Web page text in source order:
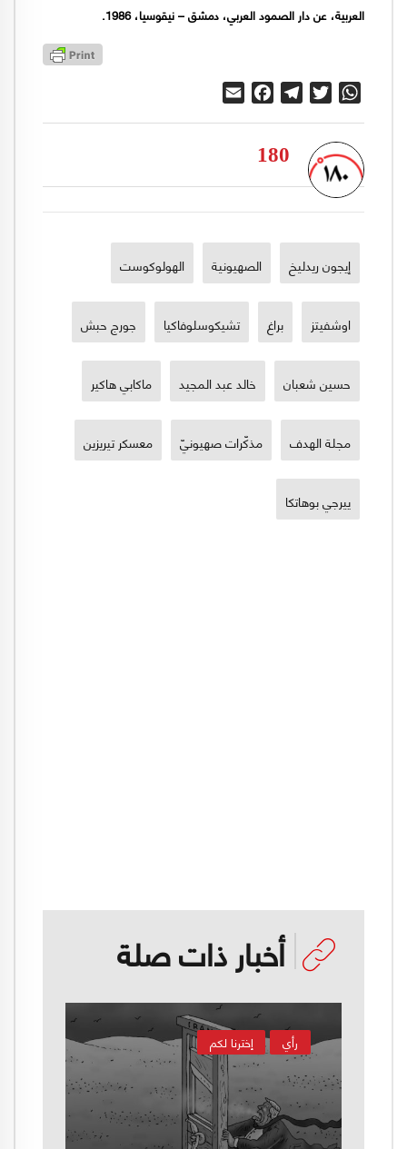
العربية، عن دار الصمود العربي، دمشق – نيقوسيا، 1986.
WhatsApp
Twitter
Telegram
Facebook
180
إيجون ريدليخ الصهيونية الهولوكوست
اوشفيتز براغ تشيكوسلوفاكيا جورج حبش
حسين شعبان خالد عبد المجيد ماكابي هاكير
مجلة الهدف مذكّرات صهيونيّ معسكر تيريزين
ييرجي بوهاتكا
أخبار ذات صلة
إخترنا لكم رأي